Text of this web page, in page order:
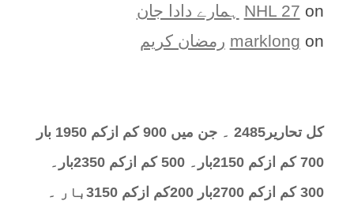
NHL 27 on
ہمارے دادا جان
marklong on رمضان کریم
کل تحارير2485 ۔ جن میں 900 کم ازکم 1950 بار
700 کم ازکم 2150بار۔ 500 کم ازکم 2350بار۔
300 کم ازکم 2700بار 200کم ازکم 3150بار ۔